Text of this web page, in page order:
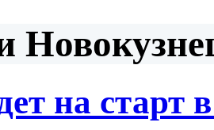
на старт